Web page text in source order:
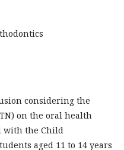
considering the
on the oral health
with the Child
aged 11 to 14 years